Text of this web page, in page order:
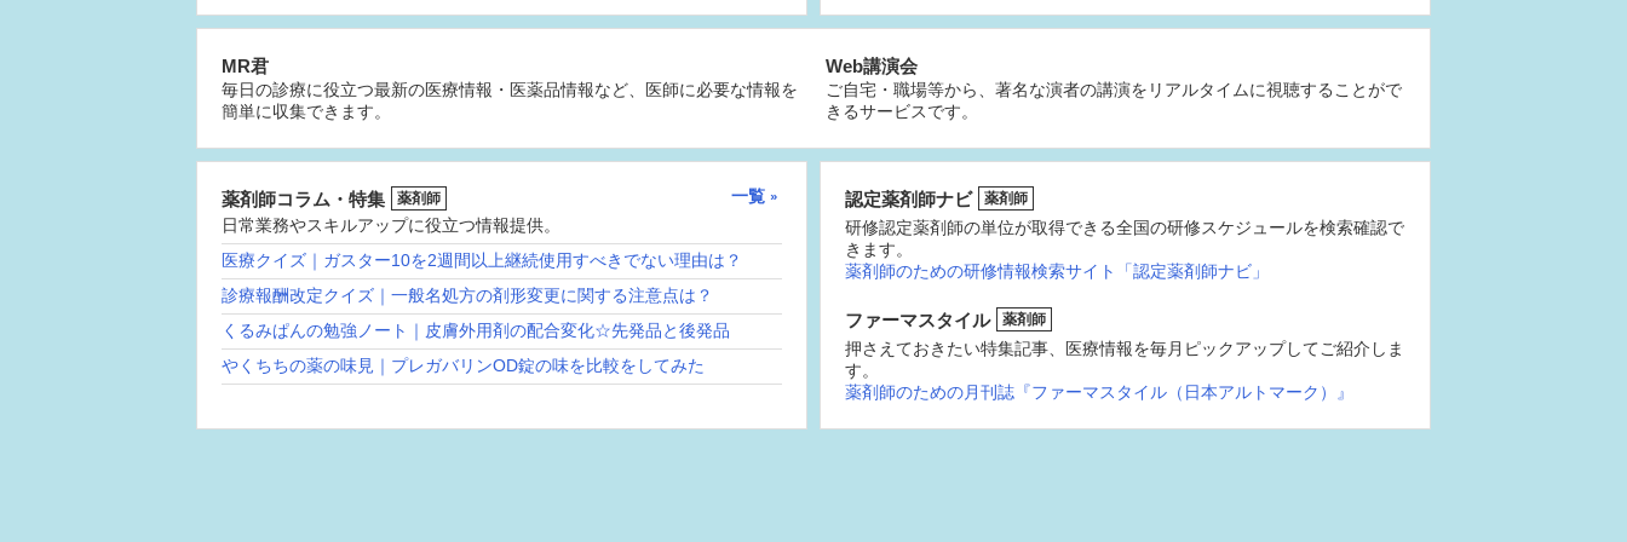
MR君
毎日の診療に役立つ最新の医療情報・医薬品情報など、医師に必要な情報を
簡単に収集できます。
Web講演会
ご自宅・職場等から、著名な演者の講演をリアルタイムに視聴することがで
きるサービスです。
薬剤師コラム・特集 薬剤師
一覧
日常業務やスキルアップに役立つ情報提供。
医療クイズ｜ガスター10を2週間以上継続使用すべきでない理由は？
診療報酬改定クイズ｜一般名処方の剤形変更に関する注意点は？
くるみぱんの勉強ノート｜皮膚外用剤の配合変化☆先発品と後発品
やくちちの薬の味見｜プレガバリンOD錠の味を比較をしてみた
認定薬剤師ナビ 薬剤師
研修認定薬剤師の単位が取得できる全国の研修スケジュールを検索確認で
きます。
薬剤師のための研修情報検索サイト「認定薬剤師ナビ」
ファーマスタイル 薬剤師
押さえておきたい特集記事、医療情報を毎月ピックアップしてご紹介しま
す。
薬剤師のための月刊誌『ファーマスタイル（日本アルトマーク）』